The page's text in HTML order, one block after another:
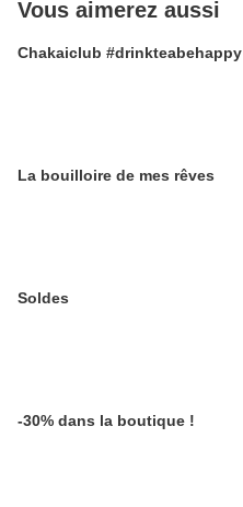
Vous aimerez aussi
Chakaiclub #drinkteabehappy
La bouilloire de mes rêves
Soldes
-30% dans la boutique !